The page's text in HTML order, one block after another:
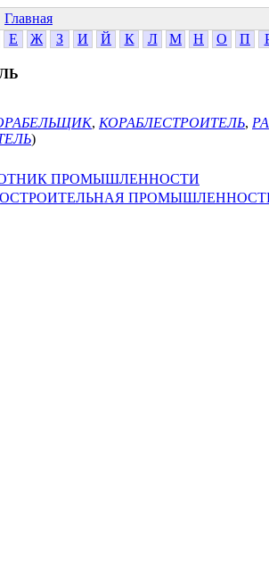
Главная
Е Ж З И Й К Л М Н О П
, КОРАБЛЕСТРОИТЕЛЬ,
)
ПРОМЫШЛЕННОСТИ